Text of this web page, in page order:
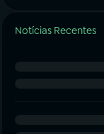
Notícias Recentes